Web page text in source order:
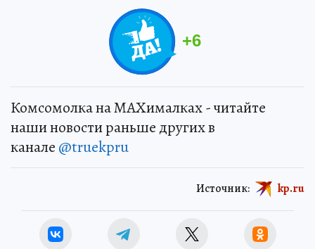
+6
Комсомолка на MAXималках - читайте
наши новости раньше других в
канале @truekpru
Источник: kp.ru